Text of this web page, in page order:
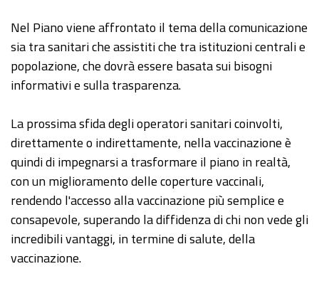
Nel Piano viene affrontato il tema della comunicazione
sia tra sanitari che assistiti che tra istituzioni centrali e
popolazione, che dovrà essere basata sui bisogni
informativi e sulla trasparenza.
La prossima sfida degli operatori sanitari coinvolti,
direttamente o indirettamente, nella vaccinazione è
quindi di impegnarsi a trasformare il piano in realtà,
con un miglioramento delle coperture vaccinali,
rendendo l'accesso alla vaccinazione più semplice e
consapevole, superando la diffidenza di chi non vede gli
incredibili vantaggi, in termine di salute, della
vaccinazione.